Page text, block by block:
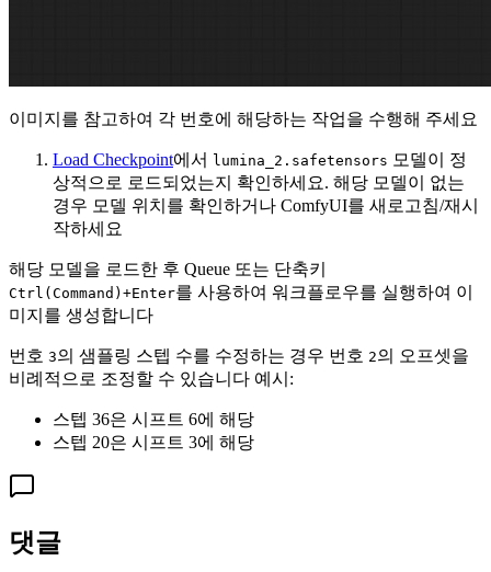
이미지를 참고하여 각 번호에 해당하는 작업을 수행해 주세요
Load Checkpoint에서 lumina_2.safetensors 모델이 정
상적으로 로드되었는지 확인하세요. 해당 모델이 없는
경우 모델 위치를 확인하거나 ComfyUI를 새로고침/재시
작하세요
해당 모델을 로드한 후 Queue 또는 단축키
Ctrl(Command)+Enter를 사용하여 워크플로우를 실행하여 이
미지를 생성합니다
번호 3의 샘플링 스텝 수를 수정하는 경우 번호 2의 오프셋을
비례적으로 조정할 수 있습니다 예시:
스텝 36은 시프트 6에 해당
스텝 20은 시프트 3에 해당
댓글